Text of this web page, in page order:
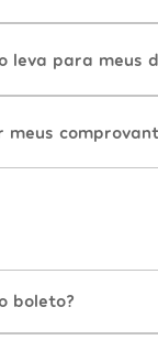
leva para meus
meus
boleto?